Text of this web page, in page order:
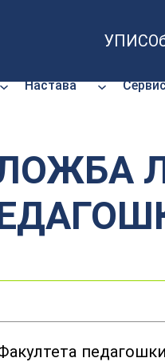
УПИС
Настава
Факултета